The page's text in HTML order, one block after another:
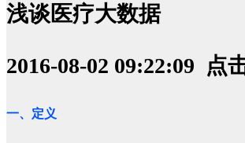
浅谈医疗大数据
2016-08-02 09:22:09 点
一、定义